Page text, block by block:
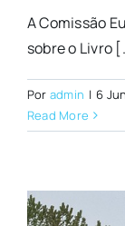
A Comissão
sobre o Livro
Por admin | 6
Read More